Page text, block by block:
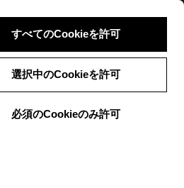
すべてのCookieを許可
選択中のCookieを許可
必須のCookieのみ許可
ログイン 検索 メニュー
メニュー